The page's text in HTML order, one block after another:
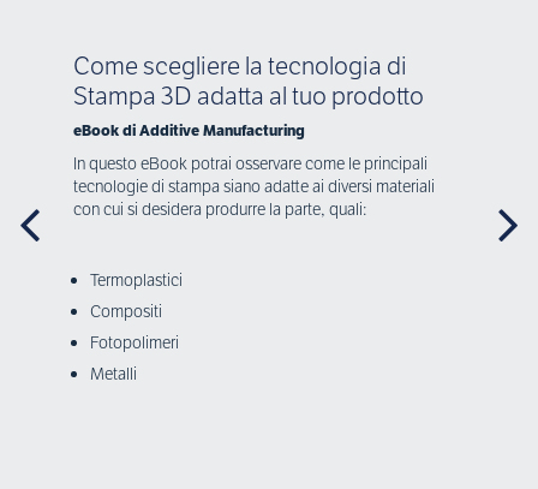
Come scegliere la tecnologia di
Stampa 3D adatta al tuo prodotto
eBook di Additive Manufacturing
In questo eBook potrai osservare come le principali
tecnologie di stampa siano adatte ai diversi materiali
con cui si desidera produrre la parte, quali:
Termoplastici
Compositi
Fotopolimeri
Metalli